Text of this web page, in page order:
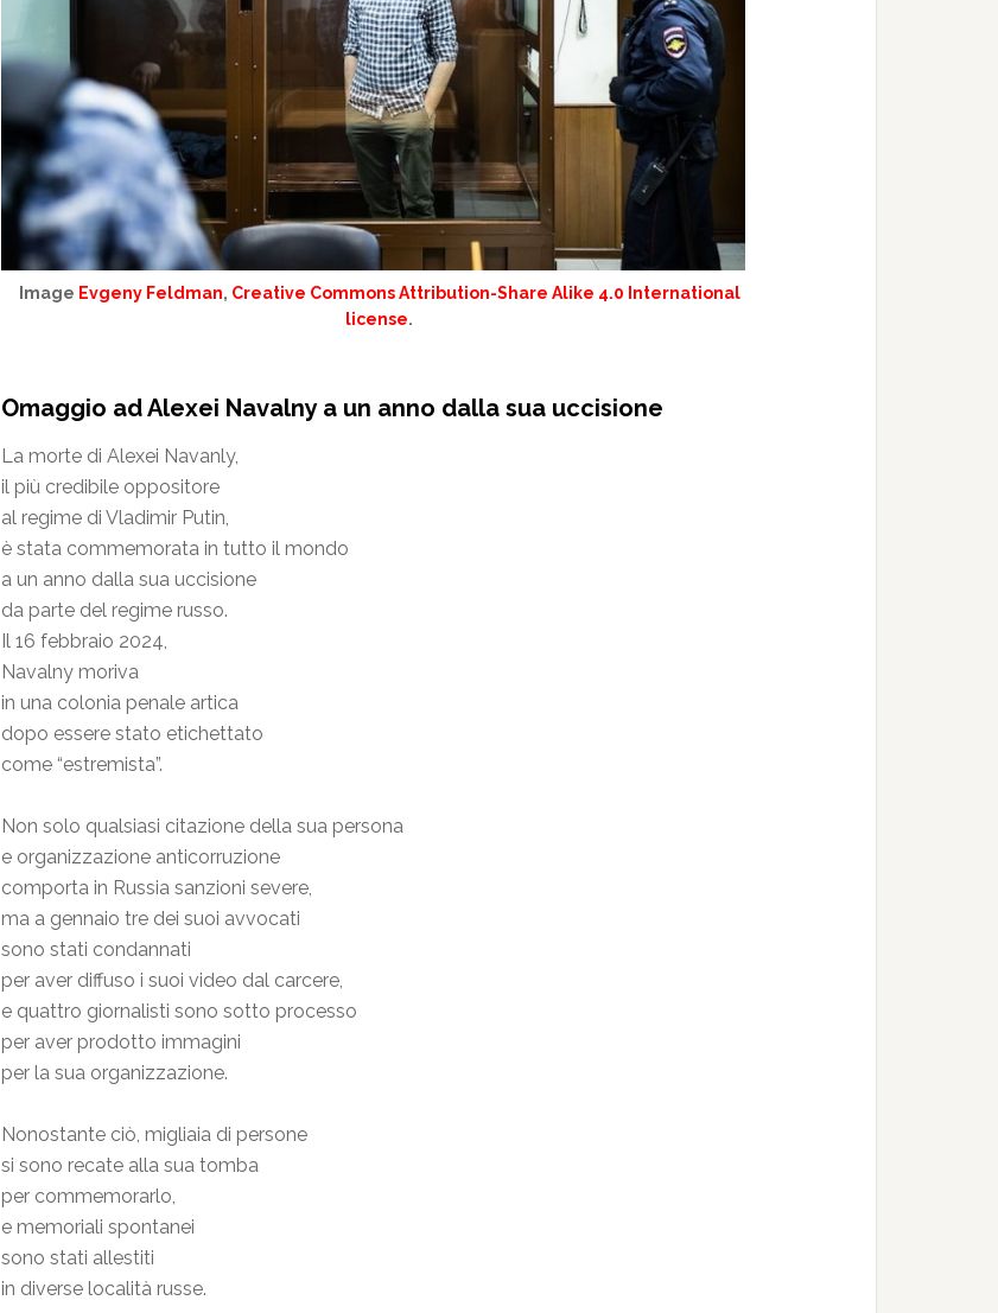
Image Evgeny Feldman, Creative Commons Attribution-Share Alike 4.0 International
license.
Omaggio ad Alexei Navalny a un anno dalla sua uccisione
La morte di Alexei Navanly,
il più credibile oppositore
al regime di Vladimir Putin,
è stata commemorata in tutto il mondo
a un anno dalla sua uccisione
da parte del regime russo.
Il 16 febbraio 2024,
Navalny moriva
in una colonia penale artica
dopo essere stato etichettato
come “estremista”.
Non solo qualsiasi citazione della sua persona
e organizzazione anticorruzione
comporta in Russia sanzioni severe,
ma a gennaio tre dei suoi avvocati
sono stati condannati
per aver diffuso i suoi video dal carcere,
e quattro giornalisti sono sotto processo
per aver prodotto immagini
per la sua organizzazione.
Nonostante ciò, migliaia di persone
si sono recate alla sua tomba
per commemorarlo,
e memoriali spontanei
sono stati allestiti
in diverse località russe.